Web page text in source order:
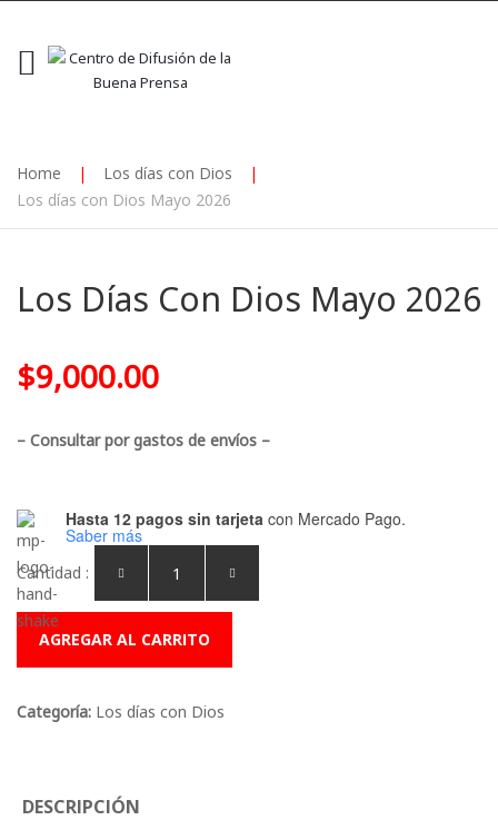
Home | Los días con Dios
|
Los días con Dios Mayo 2026
Los Días Con Dios Mayo 2026
$9,000.00
– Consultar por gastos de envíos –
Hasta 12 pagos sin tarjeta con Mercado Pago.
Saber más
Cantidad :
AGREGAR AL CARRITO
Categoría: Los días con Dios
DESCRIPCIÓN